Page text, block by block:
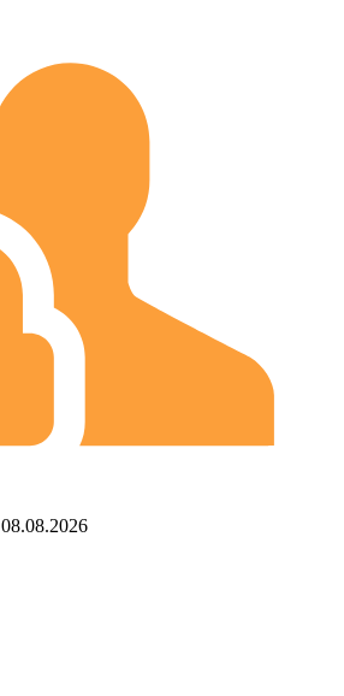
08.08.2026